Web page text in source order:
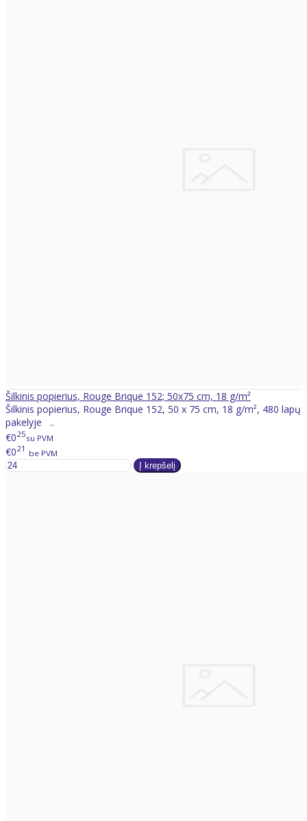
Šilkinis popierius, Rouge Brique 152; 50x75 cm, 18 g/m²
Šilkinis popierius, Rouge Brique 152, 50 x 75 cm, 18 g/m², 480 lapų
pakelyje ..
€025su PVM
€021 be PVM